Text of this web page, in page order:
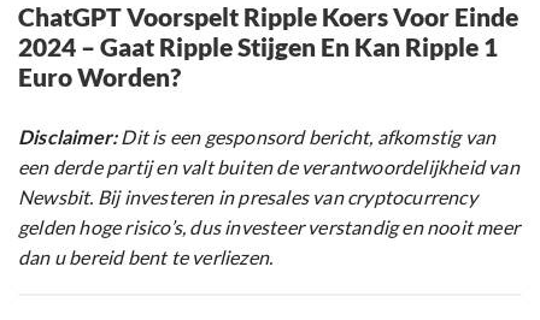
ChatGPT Voorspelt Ripple Koers Voor Einde
2024 – Gaat Ripple Stijgen En Kan Ripple 1
Euro Worden?
Disclaimer:Dit is een gesponsord bericht, afkomstig van
een derde partij en valt buiten de verantwoordelijkheid van
Newsbit. Bij investeren in presales van cryptocurrency
gelden hoge risico’s, dus investeer verstandig en nooit meer
dan u bereid bent te verliezen.